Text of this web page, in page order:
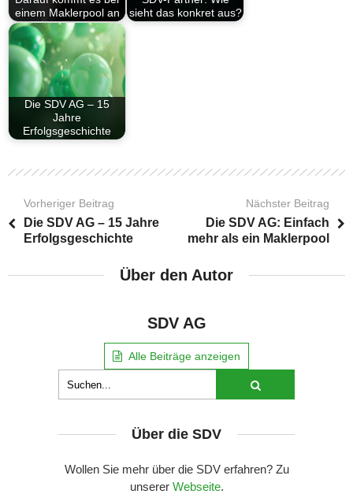
einem Maklerpool an
sieht das konkret aus?
Die SDV AG – 15
Jahre
Erfolgsgeschichte
Vorheriger Beitrag
Die SDV AG – 15 Jahre
Erfolgsgeschichte
Nächster Beitrag
Die SDV AG: Einfach
mehr als ein Maklerpool
Über den Autor
SDV AG
Alle Beiträge anzeigen
Über die SDV
Wollen Sie mehr über die SDV erfahren? Zu
unserer Webseite.